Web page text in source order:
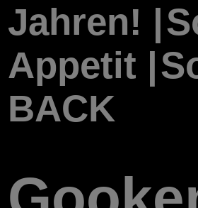
Jahren! |
Appetit |
BACK